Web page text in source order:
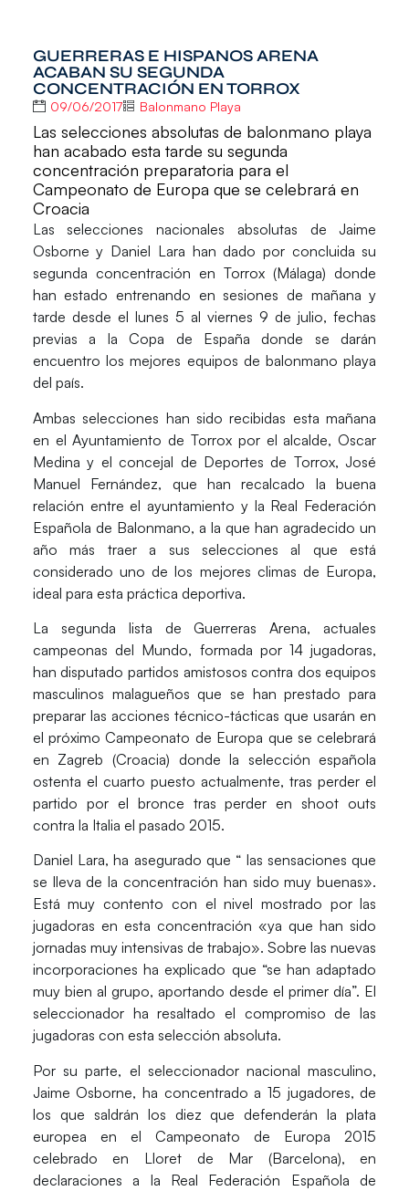
GUERRERAS E HISPANOS ARENA
ACABAN SU SEGUNDA
CONCENTRACIÓN EN TORROX
09/06/2017 Balonmano Playa
Las selecciones absolutas de balonmano playa
han acabado esta tarde su segunda
concentración preparatoria para el
Campeonato de Europa que se celebrará en
Croacia
Las selecciones nacionales absolutas de Jaime
Osborne y Daniel Lara han dado por concluida su
segunda concentración en Torrox (Málaga) donde
han estado entrenando en sesiones de mañana y
tarde desde el lunes 5 al viernes 9 de julio, fechas
previas a la Copa de España donde se darán
encuentro los mejores equipos de balonmano playa
del país.
Ambas selecciones han sido recibidas esta mañana
en el Ayuntamiento de Torrox por el alcalde,Oscar
Medina y el concejal de Deportes de Torrox, José
Manuel Fernández, que han recalcado la buena
relación entre el ayuntamiento y la Real Federación
Española de Balonmano, a la que han agradecido un
año más traer a sus selecciones al que está
considerado uno de los mejores climas de Europa,
ideal para esta práctica deportiva.
La segunda lista deGuerreras Arena, actuales
campeonas del Mundo, formada por 14 jugadoras,
han disputado partidos amistosos contra dos equipos
masculinos malagueños que se han prestado para
preparar las acciones técnico-tácticas que usarán en
el próximo Campeonato de Europa que se celebrará
en Zagreb (Croacia) donde la selección española
ostenta el cuarto puesto actualmente, tras perder el
partido por el bronce tras perder en shoot outs
contra la Italia el pasado 2015.
Daniel Lara, ha asegurado que “ las sensaciones que
se lleva de la concentración han sido muy buenas».
Está muy contento con el nivel mostrado por las
jugadoras en esta concentración «ya que han sido
jornadas muy intensivas de trabajo». Sobre las nuevas
incorporaciones ha explicado que “se han adaptado
muy bien al grupo, aportando desde el primer día”. El
seleccionador ha resaltado el compromiso de las
jugadoras con esta selección absoluta.
Por su parte, el seleccionador nacional masculino,
Jaime Osborne, ha concentrado a 15 jugadores, de
los que saldrán los diez que defenderán la plata
europea en el Campeonato de Europa 2015
celebrado en Lloret de Mar (Barcelona), en
declaraciones a la Real Federación Española de